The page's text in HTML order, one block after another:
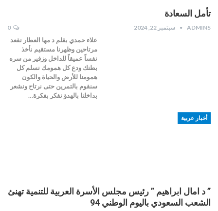
تأمل السعادة
ADMINS سبتمبر 22, 2024 0
علاء حمدي بقلم د مها العطار نقعد
مرتاحين وظهرنا مستقيم نأخذ
نفساً عميقاً للداخل وزفير من سره
بطنك ودع كل همومك نسلم كل
همومنا للأرض والحياة والكون
سنقوم بالتمرين حتى نرتاح ونشعر
بداخلنا بالهدؤ نفكر بفكرة…
أخبار عربية
” د امال ابراهيم ” رئيس مجلس الأسرة العربية للتنمية تهنئ
الشعب السعودي باليوم الوطني 94